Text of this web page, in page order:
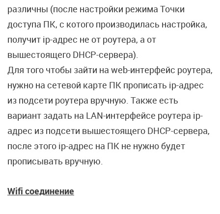
различны (после настройки режима Точки
доступа ПК, с котого производилась настройка,
получит ip-адрес не от роутера, а от
вышестоящего DHCP-сервера).
Для того чтобы зайти на web-интерфейс роутера,
нужно на сетевой карте ПК прописать ip-адрес
из подсети роутера вручную. Также есть
вариант задать на LAN-интерфейсе роутера ip-
адрес из подсети вышестоящего DHCP-сервера,
после этого ip-адрес на ПК не нужно будет
прописывать вручную.
Wifi соединение